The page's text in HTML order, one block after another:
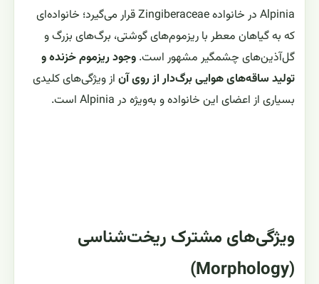
Alpinia در خانواده Zingiberaceae قرار می‌گیرد؛ خانواده‌ای
که به گیاهان معطر با ریزموم‌های گوشتی، برگ‌های بزرگ و
گل‌آذین‌های چشمگیر مشهور است. وجود ریزموم خزنده و
تولید ساقه‌های هوایی برگ‌دار از روی آناز ویژگی‌های کلیدی
بسیاری از اعضای این خانواده و به‌ویژه در Alpinia است.
ویژگی‌های مشترک ریخت‌شناسی
(Morphology)